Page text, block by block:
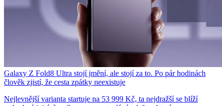
Galaxy Z Fold8 Ultra stojí jmění, ale stojí za to. Po pár hodinách
člověk zjistí, že cesta zpátky neexistuje
Nejlevnější varianta startuje na 53 999 Kč, ta nejdražší se blíží